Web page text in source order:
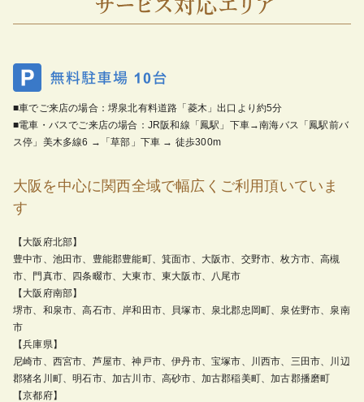
■車でご来店の場合：堺泉北有料道路「菱木」出口より約5分
■電車・バスでご来店の場合：JR阪和線「鳳駅」下車→南海バス「鳳駅前バ
ス停」美木多線6 →「草部」下車 → 徒歩300m
大阪を中心に関西全域で幅広くご利用頂いていま
す
【大阪府北部】
豊中市、池田市、豊能郡豊能町、箕面市、大阪市、交野市、枚方市、高槻
市、門真市、四条畷市、大東市、東大阪市、八尾市
【大阪府南部】
堺市、和泉市、高石市、岸和田市、貝塚市、泉北郡忠岡町、泉佐野市、泉南
市
【兵庫県】
尼崎市、西宮市、芦屋市、神戸市、伊丹市、宝塚市、川西市、三田市、川辺
郡猪名川町、明石市、加古川市、高砂市、加古郡稲美町、加古郡播磨町
【京都府】